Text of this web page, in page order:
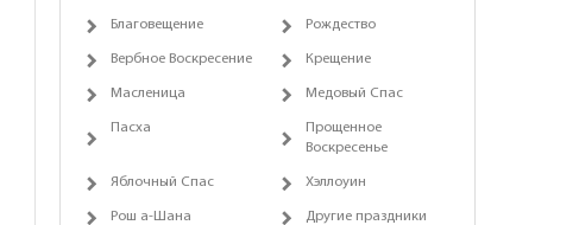
Благовещение Рождество
Вербное Воскресение Крещение
Масленица Медовый Спас
Пасха
Прощенное
Воскресенье
Яблочный Спас Хэллоуин
Рош а-Шана Другие праздники